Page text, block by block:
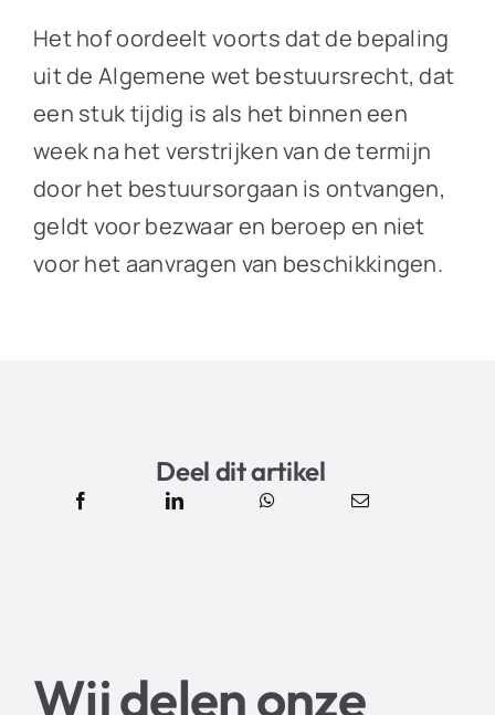
Het hof oordeelt voorts dat de bepaling
uit de Algemene wet bestuursrecht, dat
een stuk tijdig is als het binnen een
week na het verstrijken van de termijn
door het bestuursorgaan is ontvangen,
geldt voor bezwaar en beroep en niet
voor het aanvragen van beschikkingen.
Deel dit artikel
Wij delen onze